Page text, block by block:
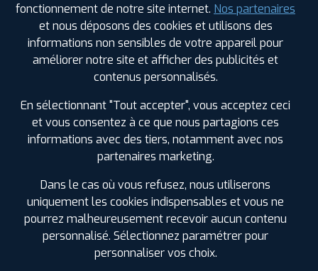
PROFIL PLUSCHATEAUROUX
RUE FOLIE-COMTOIS36000 CHATEAUROUX
0254344078
HORAIRES | +D'INFOS
PROFIL PLUSLE POINCONNET
ZI ALLEE DES MAISONS ROUGES 36330 LE
HORAIRES | +D'INFOS
fonctionnement de notre site internet. Nos partenaires
et nous déposons des cookies et utilisons des
informations non sensibles de votre appareil pour
améliorer notre site et afficher des publicités et
contenus personnalisés.
En sélectionnant "Tout accepter", vous acceptez ceci
et vous consentez à ce que nous partagions ces
informations avec des tiers, notamment avec nos
partenaires marketing.
Dans le cas où vous refusez, nous utiliserons
uniquement les cookies indispensables et vous ne
pourrez malheureusement recevoir aucun contenu
personnalisé. Sélectionnez paramétrer pour
personnaliser vos choix.